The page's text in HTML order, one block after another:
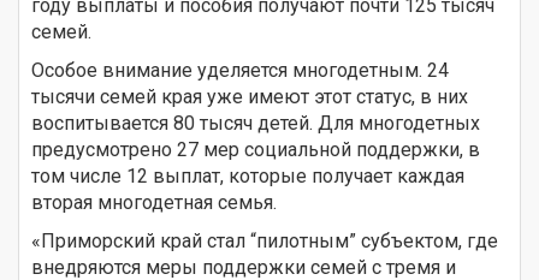
году выплаты и пособия получают почти 125 тысяч
семей.
Особое внимание уделяется многодетным. 24
тысячи семей края уже имеют этот статус, в них
воспитывается 80 тысяч детей. Для многодетных
предусмотрено 27 мер социальной поддержки, в
том числе 12 выплат, которые получает каждая
вторая многодетная семья.
«Приморский край стал “пилотным” субъектом, где
внедряются меры поддержки семей с тремя и